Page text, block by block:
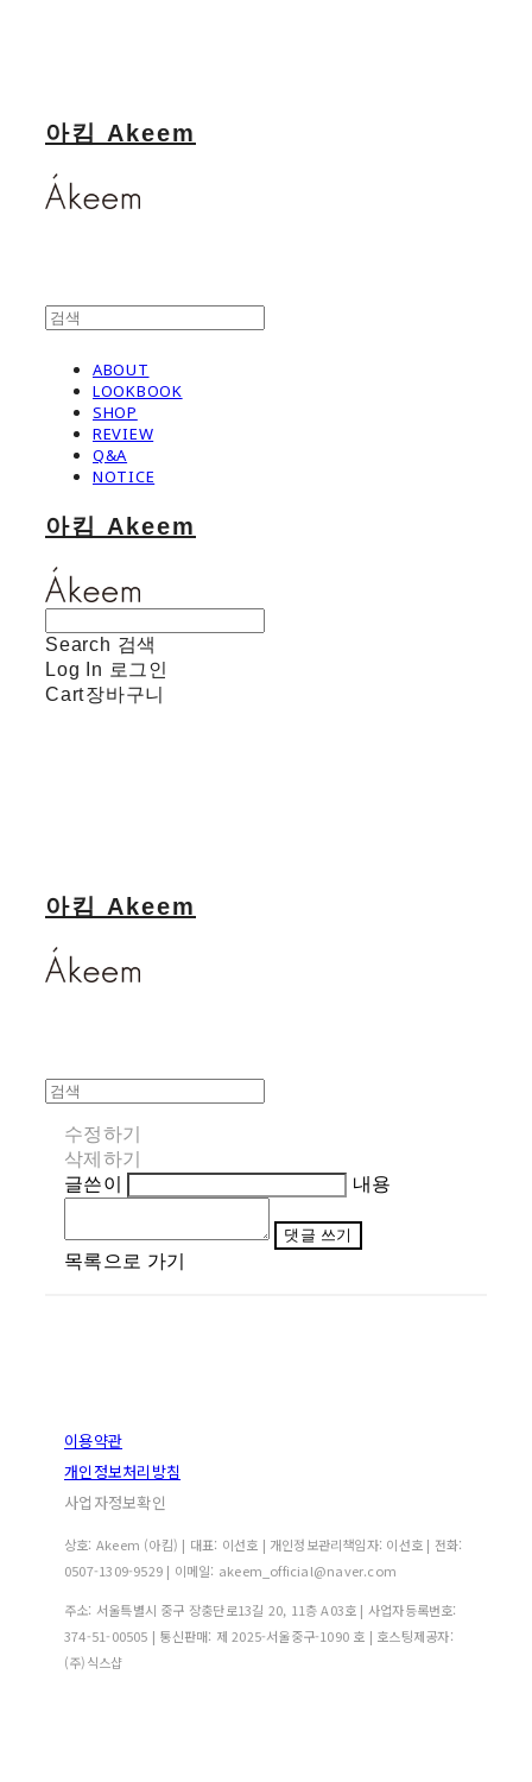
아킴 Akeem
ABOUT
LOOKBOOK
SHOP
REVIEW
Q&A
NOTICE
아킴 Akeem
Search 검색
Log In 로그인
Cart장바구니
아킴 Akeem
수정하기
삭제하기
글쓴이
내용
댓글 쓰기
목록으로 가기
이용약관
개인정보처리방침
사업자정보확인
상호: Akeem (아킴) | 대표: 이선호 | 개인정보관리책임자: 이선호 | 전화:
0507-1309-9529 | 이메일: akeem_official@naver.com
주소: 서울특별시 중구 장충단로13길 20, 11층 A03호 | 사업자등록번호:
374-51-00505 | 통신판매: 제 2025-서울중구-1090 호 | 호스팅제공자:
(주)식스샵